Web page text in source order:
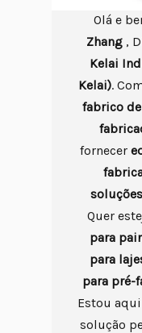
Olá e
Zhang ,
Kelai
Kelai).
fabrico
fornecer
Quer
para
para
para pré-
Estou
solução